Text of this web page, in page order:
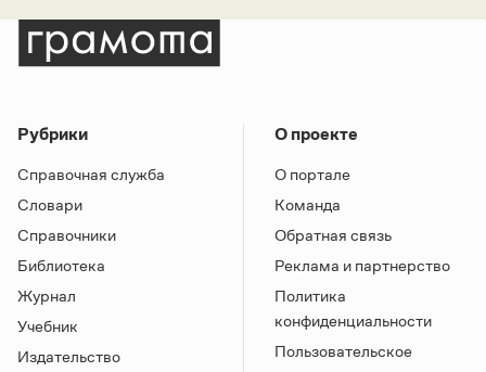
Рубрики
Справочная служба
Словари
Справочники
Библиотека
Журнал
Учебник
Издательство
О проекте
О портале
Команда
Обратная связь
Реклама и партнерство
Политика
конфиденциальности
Пользовательское